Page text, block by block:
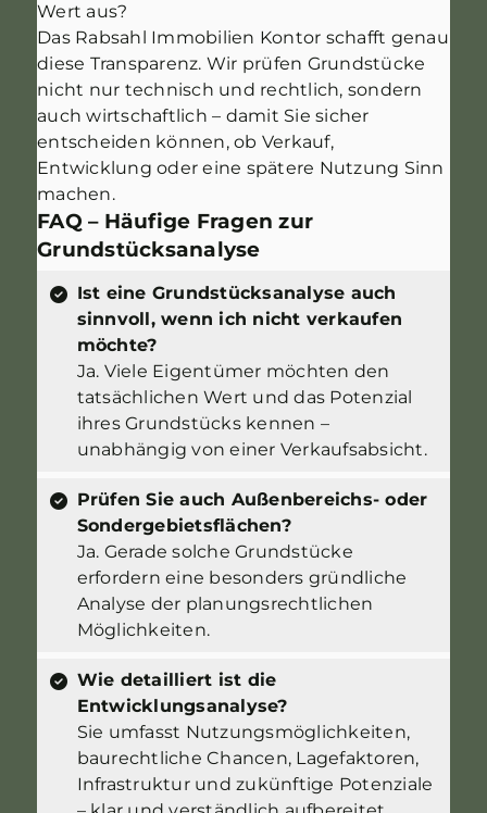
Wert aus?
Das Rabsahl Immobilien Kontor schafft genau
diese Transparenz. Wir prüfen Grundstücke
nicht nur technisch und rechtlich, sondern
auch wirtschaftlich – damit Sie sicher
entscheiden können, ob Verkauf,
Entwicklung oder eine spätere Nutzung Sinn
machen.
FAQ – Häufige Fragen zur
Grundstücksanalyse
Ist eine Grundstücksanalyse auch
sinnvoll, wenn ich nicht verkaufen
möchte?
Ja. Viele Eigentümer möchten den
tatsächlichen Wert und das Potenzial
ihres Grundstücks kennen –
unabhängig von einer Verkaufsabsicht.
Prüfen Sie auch Außenbereichs- oder
Sondergebietsflächen?
Ja. Gerade solche Grundstücke
erfordern eine besonders gründliche
Analyse der planungsrechtlichen
Möglichkeiten.
Wie detailliert ist die
Entwicklungsanalyse?
Sie umfasst Nutzungsmöglichkeiten,
baurechtliche Chancen, Lagefaktoren,
Infrastruktur und zukünftige Potenziale